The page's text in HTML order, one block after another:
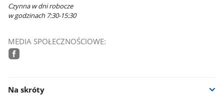
Czynna w dni robocze
w godzinach 7:30-15:30
MEDIA SPOŁECZNOŚCIOWE:
Na skróty